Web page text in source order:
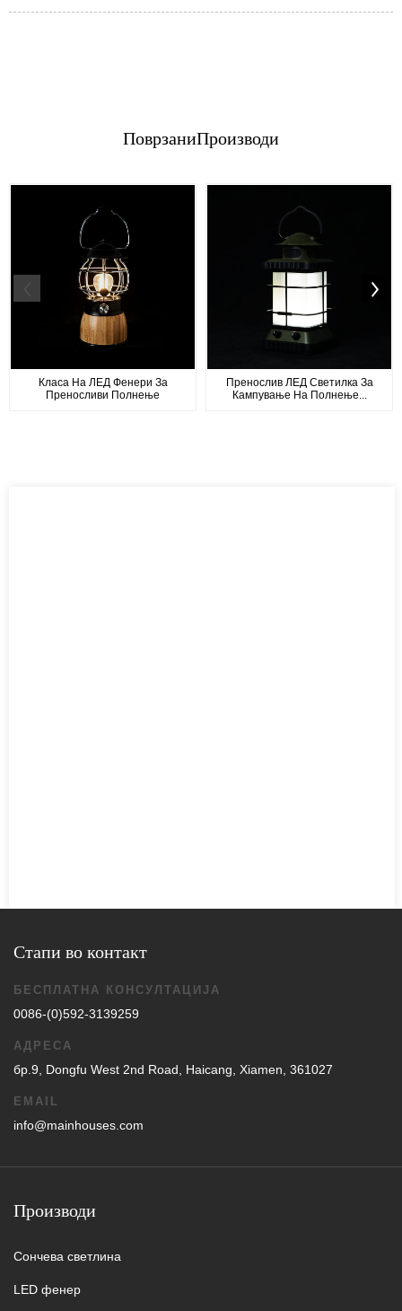
ПоврзаниПроизводи
Класа На ЛЕД Фенери За
Преносливи Полнење
Пренослив ЛЕД Светилка За
Кампување На Полнење...
Стапи во контакт
БЕСПЛАТНА КОНСУЛТАЦИЈА
0086-(0)592-3139259
АДРЕСА
бр.9, Dongfu West 2nd Road, Haicang, Xiamen, 361027
EMAIL
info@mainhouses.com
Производи
Сончева светлина
LED фенер